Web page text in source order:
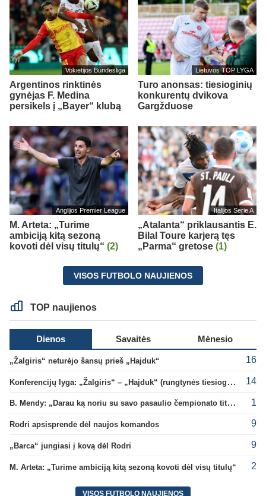
Vokietijos Bundesliga
Argentinos rinktinės
gynėjas F. Medina
persikels į „Bayer“ klubą
Lietuvos TOP LYGA
Turo anonsas: tiesioginių
konkurentų dvikova
Gargžduose
Anglijos Premier League
M. Arteta: „Turime
ambiciją kitą sezoną
kovoti dėl visų titulų“ (2)
Italijos Serie A
„Atalanta“ priklausantis E.
Bilal Toure karjerą tęs
„Parma“ gretose (1)
VISOS FUTBOLO NAUJIENOS
TOP naujienos
Dienos Savaitės Mėnesio
„Žalgiris“ neturėjo šansų prieš „Hajduk“ 16
Konferencijų lyga: „Žalgiris“ – „Hajduk“ (rungtynės tiesiogiai) 14
B. Mendy: „Darau ką noriu su savo pasaulio čempionato titulu“ 1
Rodri apsisprendė dėl naujos komandos 9
„Barca“ jungiasi į kovą dėl Rodri 9
M. Arteta: „Turime ambiciją kitą sezoną kovoti dėl visų titulų“ 2
VISOS FUTBOLO NAUJIENOS